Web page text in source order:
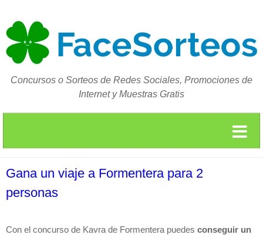
Concursos o Sorteos de Redes Sociales, Promociones de
Internet y Muestras Gratis
Gana un viaje a Formentera para 2
personas
Con el concurso de Kavra de Formentera puedes conseguir un